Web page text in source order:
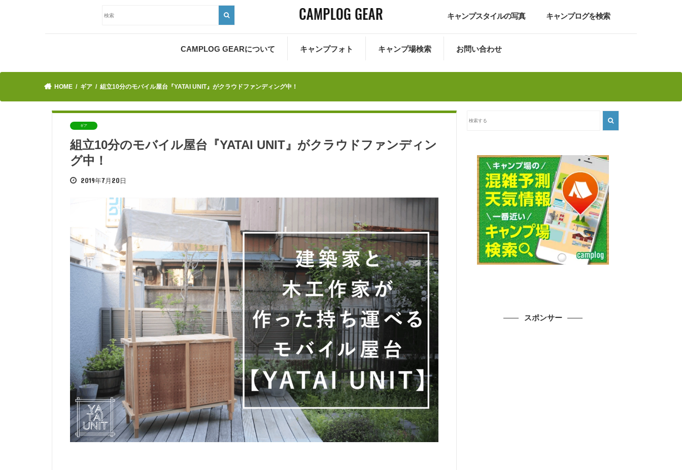
キャンプスタイルの写真 キャンプログを検索
CAMPLOG GEARについて キャンプフォト キャンプ場検索 お問い合わせ
HOME ギア 組立10分のモバイル屋台『YATAI UNIT』がクラウドファンディング中！
ギア
組立10分のモバイル屋台『YATAI UNIT』がクラウドファンディン
グ中！
2019年7月20日
スポンサー